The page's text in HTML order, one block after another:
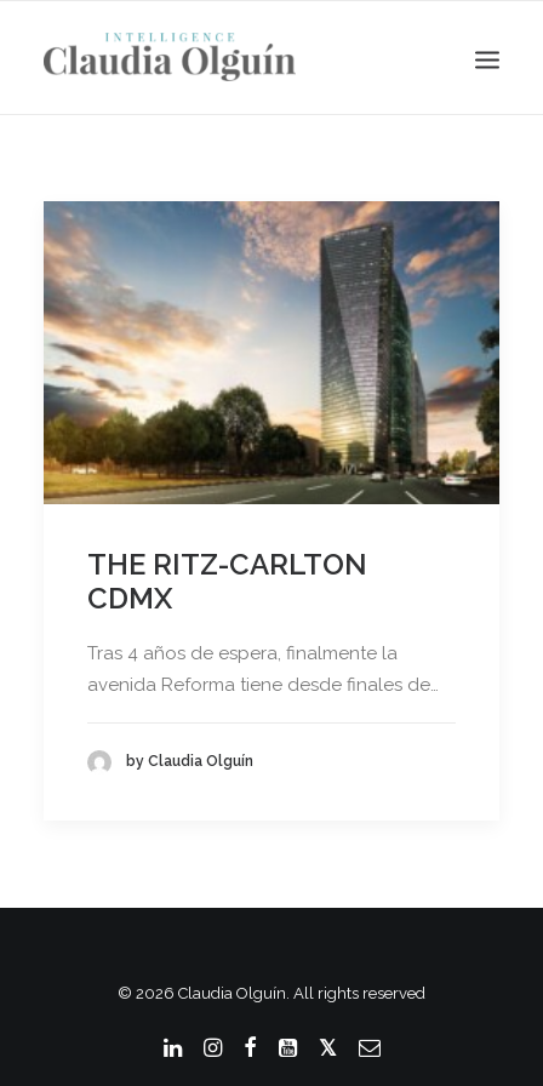
Search
THE RITZ-CARLTON
CDMX
Tras 4 años de espera, finalmente la
avenida Reforma tiene desde finales de…
by Claudia Olguín
© 2026 Claudia Olguín. All rights reserved